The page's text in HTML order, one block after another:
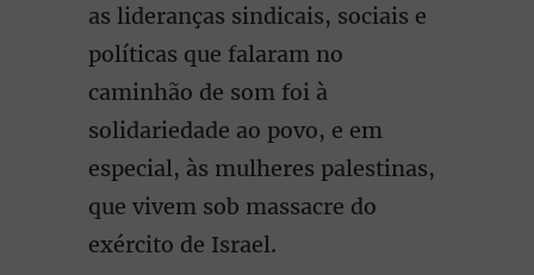
as lideranças sindicais, sociais e
políticas que falaram no
caminhão de som foi à
solidariedade ao povo, e em
especial, às mulheres palestinas,
que vivem sob massacre do
exército de Israel.